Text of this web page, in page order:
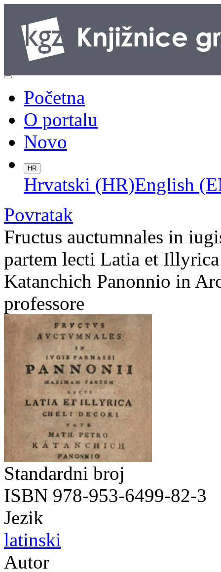
Početna
O portalu
Novo
HR
Hrvatski (HR)English
Povratak
Fructus auctumnales in
partem lecti Latia et
Katanchich Panonnio in
professore
Standardni broj
ISBN 978-953-6499-82-3
Jezik
latinski
Autor